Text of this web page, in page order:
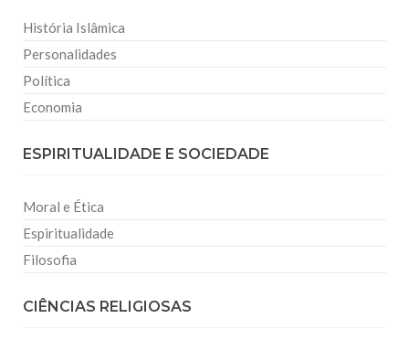
História Islâmica
Personalidades
Política
Economia
ESPIRITUALIDADE E SOCIEDADE
Moral e Ética
Espiritualidade
Filosofia
CIÊNCIAS RELIGIOSAS